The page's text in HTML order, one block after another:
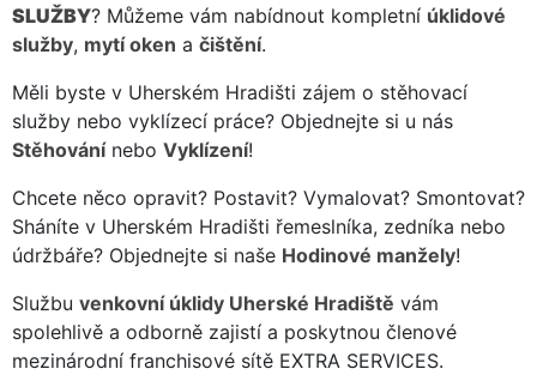
SLUŽBY? Můžeme vám nabídnout kompletní úklidové
služby, mytí oken a čištění.
Měli byste v Uherském Hradišti zájem o stěhovací
služby nebo vyklízecí práce? Objednejte si u nás
Stěhovánínebo Vyklízení!
Chcete něco opravit? Postavit? Vymalovat? Smontovat?
Sháníte v Uherském Hradišti řemeslníka, zedníka nebo
údržbáře? Objednejte si naše Hodinové manžely!
Službu venkovní úklidy Uherské Hradiště vám
spolehlivě a odborně zajistí a poskytnou členové
mezinárodní franchisové sítě EXTRA SERVICES.